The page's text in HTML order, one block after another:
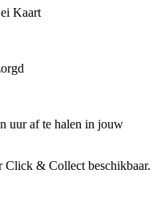
Kaart
uur af te halen in jouw
& Collect beschikbaar.